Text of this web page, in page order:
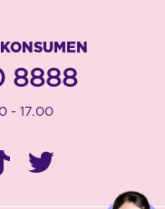
8888
- 17.00